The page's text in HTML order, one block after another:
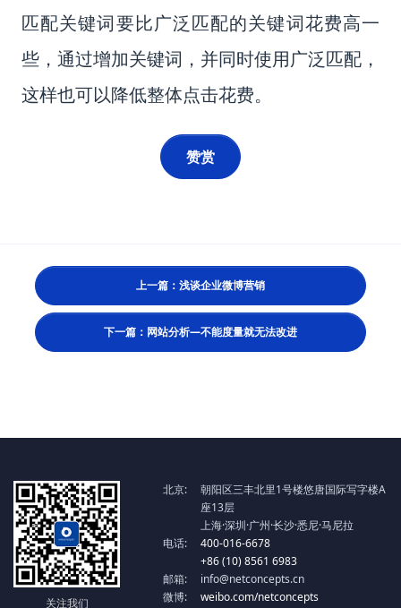
匹配关键词要比广泛匹配的关键词花费高一
些，通过增加关键词，并同时使用广泛匹配，
这样也可以降低整体点击花费。
赞赏
上一篇：浅谈企业微博营销
下一篇：网站分析—不能度量就无法改进
关注我们
北京:
朝阳区三丰北里1号楼悠唐国际写字楼A
座13层
上海·深圳·广州·长沙·悉尼·马尼拉
电话:
400-016-6678
+86 (10) 8561 6983
邮箱:
info@netconcepts.cn
微博:
weibo.com/netconcepts